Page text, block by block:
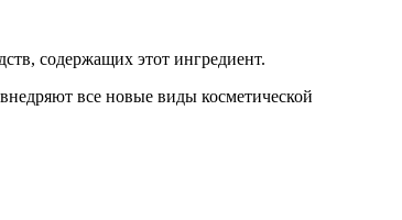
содержащих этот ингредиент.
все новые виды косметической